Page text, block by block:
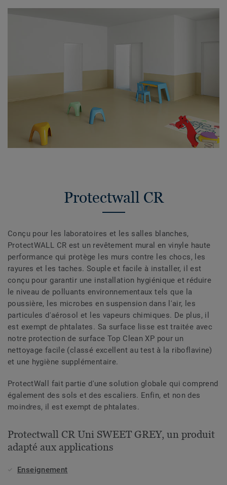
Protectwall CR
Conçu pour les laboratoires et les salles blanches,
ProtectWALL CR est un revêtement mural en vinyle haute
performance qui protège les murs contre les chocs, les
rayures et les taches. Souple et facile à installer, il est
conçu pour garantir une installation hygiénique et réduire
le niveau de polluants environnementaux tels que la
poussière, les microbes en suspension dans l'air, les
particules d'aérosol et les vapeurs chimiques. De plus, il
est exempt de phtalates. Sa surface lisse est traitée avec
notre protection de surface Top Clean XP pour un
nettoyage facile (classé excellent au test à la riboflavine)
et une hygiène supplémentaire.
ProtectWall fait partie d'une solution globale qui comprend
également des sols et des escaliers. Enfin, et non des
moindres, il est exempt de phtalates.
Protectwall CR Uni SWEET GREY, un produit
adapté aux applications
Enseignement